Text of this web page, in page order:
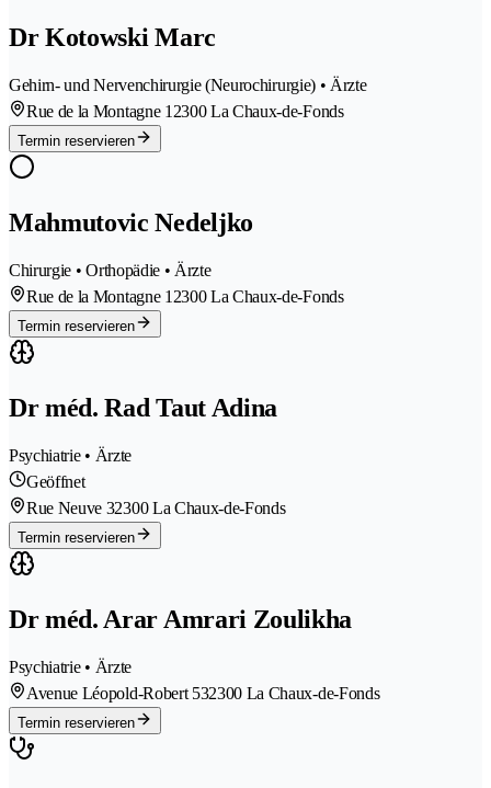
Dr Kotowski Marc
Gehirn- und Nervenchirurgie (Neurochirurgie) • Ärzte
Rue de la Montagne 1 2300 La Chaux-de-Fonds
Termin reservieren
Mahmutovic Nedeljko
Chirurgie • Orthopädie • Ärzte
Rue de la Montagne 1 2300 La Chaux-de-Fonds
Termin reservieren
Dr méd. Rad Taut Adina
Psychiatrie • Ärzte
Geöffnet
Rue Neuve 32300 La Chaux-de-Fonds
Termin reservieren
Dr méd. Arar Amrari Zoulikha
Psychiatrie • Ärzte
Avenue Léopold-Robert 532300 La Chaux-de-Fonds
Termin reservieren